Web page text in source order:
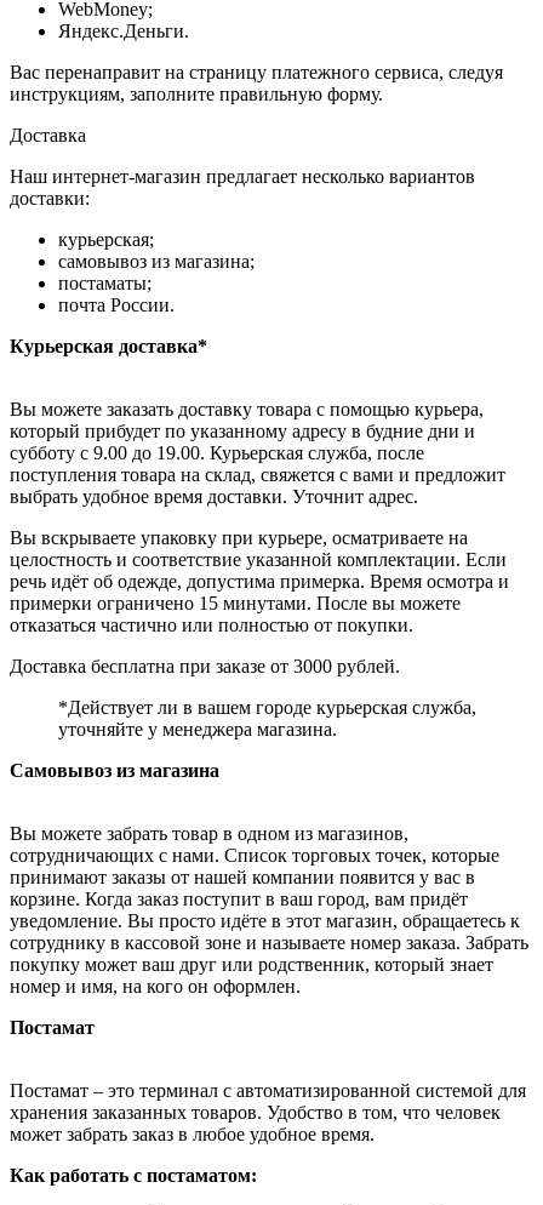
WebMoney;
Яндекс.Деньги.
Вас перенаправит на страницу платежного сервиса, следуя
инструкциям, заполните правильную форму.
Доставка
Наш интернет-магазин предлагает несколько вариантов
доставки:
курьерская;
самовывоз из магазина;
постаматы;
почта России.
Курьерская доставка*
Вы можете заказать доставку товара с помощью курьера,
который прибудет по указанному адресу в будние дни и
субботу с 9.00 до 19.00. Курьерская служба, после
поступления товара на склад, свяжется с вами и предложит
выбрать удобное время доставки. Уточнит адрес.
Вы вскрываете упаковку при курьере, осматриваете на
целостность и соответствие указанной комплектации. Если
речь идёт об одежде, допустима примерка. Время осмотра и
примерки ограничено 15 минутами. После вы можете
отказаться частично или полностью от покупки.
Доставка бесплатна при заказе от 3000 рублей.
*Действует ли в вашем городе курьерская служба,
уточняйте у менеджера магазина.
Самовывоз из магазина
Вы можете забрать товар в одном из магазинов,
сотрудничающих с нами. Список торговых точек, которые
принимают заказы от нашей компании появится у вас в
корзине. Когда заказ поступит в ваш город, вам придёт
уведомление. Вы просто идёте в этот магазин, обращаетесь к
сотруднику в кассовой зоне и называете номер заказа. Забрать
покупку может ваш друг или родственник, который знает
номер и имя, на кого он оформлен.
Постамат
Постамат – это терминал с автоматизированной системой для
хранения заказанных товаров. Удобство в том, что человек
может забрать заказ в любое удобное время.
Как работать с постаматом: